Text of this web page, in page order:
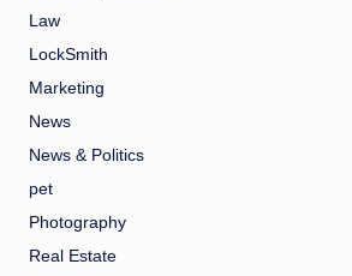
Law
LockSmith
Marketing
News
News & Politics
pet
Photography
Real Estate